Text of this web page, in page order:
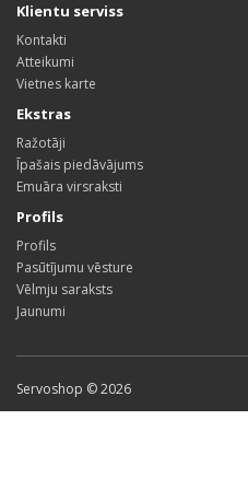
Klientu serviss
Kontakti
Atteikumi
Vietnes karte
Ekstras
Ražotāji
Īpašais piedāvājums
Emuāra virsraksti
Profils
Profils
Pasūtījumu vēsture
Vēlmju saraksts
Jaunumi
Servoshop © 2026